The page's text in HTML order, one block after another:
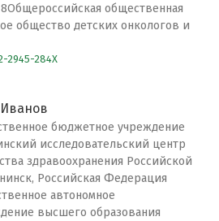
общественная
общество детских онкологов и
2945-284X
бюджетное учреждение
исследовательский центр
здравоохранения Российской
Российская Федерация
автономное
высшего образования